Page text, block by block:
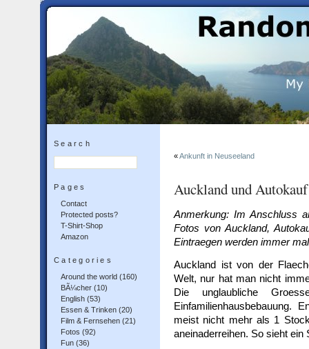
Search
Pages
Contact
Protected posts?
T-Shirt-Shop
Amazon
Categories
Around the world (160)
BÃ¼cher (10)
English (53)
Essen & Trinken (20)
Film & Fernsehen (21)
Fotos (92)
Fun (36)
«Ankunft in Neuseeland
Auckland und Autokauf
Anmerkung: Im Anschluss
Fotos von Auckland,
Eintraegen werden immer
Auckland ist von der
Welt, nur hat man nicht
Die unglaubliche
Einfamilienhausbebauung.
meist nicht mehr als 1
aneinaderreihen. So sieht